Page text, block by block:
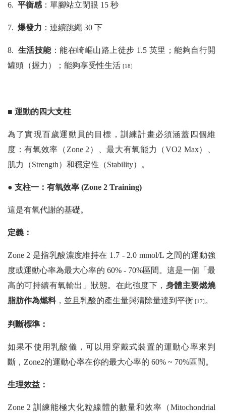
6. 平衡感 ：單腳站立閉眼 15 秒
7. 爆發力 ：連續跳繩 30 下
8. 生活技能：能在崎嶇山路上徒步 1.5 英里；能夠自行開
罐頭（握力）；能夠享受性生活 [18]
■ 運動的四大支柱
為了實現百歲運動員的目標，訓練計畫必須涵蓋四個維
度：有氧效率（Zone 2）、最大有氧能力（VO2 Max）、
肌力（Strength）和穩定性（Stability）。
● 支柱一：有氧效率 (Zone 2 Training)
這是有氧代謝的基礎。
定義：
Zone 2 是指乳酸濃度維持在 1.7 - 2.0 mmol/L 之間的運動強
度或運動心率為最大心率的 60% - 70%區間。這是一個「最
高的可持續有氧輸出」狀態。在此強度下， 身體主要燃燒
脂肪作為燃料，並且乳酸的產生量與清除量達到平衡 [17] 。
判斷標準：
如果不使用乳酸儀，可以用穿戴式裝置的運動心率來判
斷，Zone2的運動心率在你的最大心率的 60% ~ 70%區間。
生理效益：
Zone 2 訓練能極大化粒線體的數量和效率（Mitochondrial